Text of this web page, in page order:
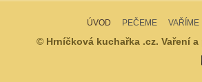
ÚVOD PEČEME VAŘÍME
© Hrníčková kuchařka .cz. Vaření